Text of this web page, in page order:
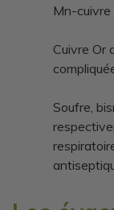
Mn-
Cuivre Or
Soufre,